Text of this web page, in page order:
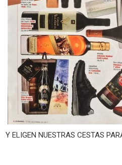
Y ELIGEN NUESTRAS CESTAS